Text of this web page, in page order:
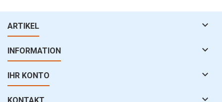
ARTIKEL 
INFORMATION 
IHR KONTO 
KONTAKT 